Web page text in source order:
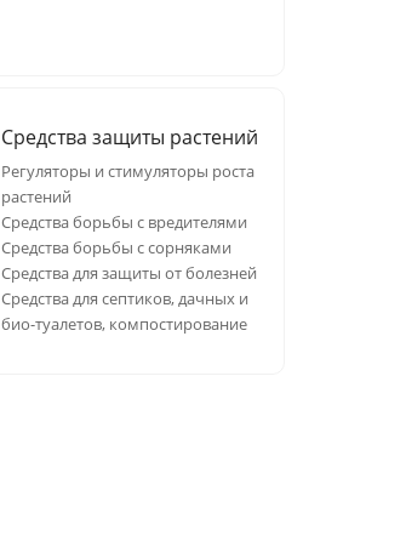
Средства защиты растений
Регуляторы и стимуляторы роста
растений
Средства борьбы с вредителями
Средства борьбы с сорняками
Средства для защиты от болезней
Средства для септиков, дачных и
био-туалетов, компостирование